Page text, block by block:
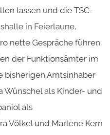
lassen und die TSC-
in Feierlaune,
nette Gespräche führen
der Funktionsämter im
bisherigen Amtsinhaber
als Kinder- und
als
Völkel und Marlene Kern